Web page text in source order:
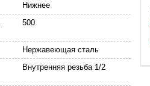
Нижнее
500
Нержавеющая сталь
Внутренняя резьба 1/2